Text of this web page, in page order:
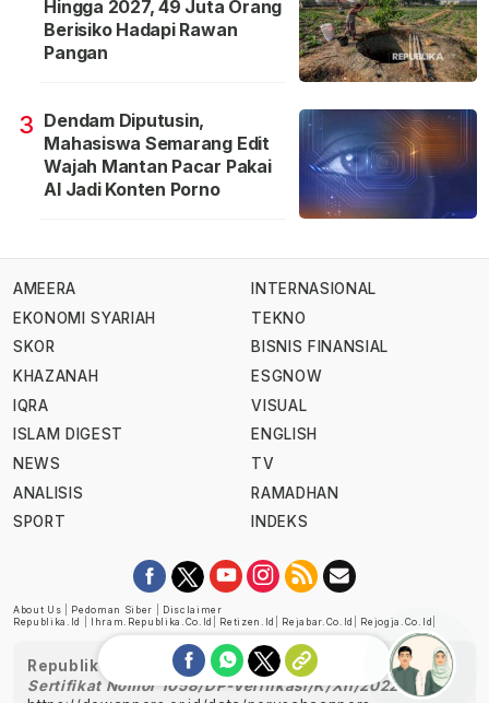
Hingga 2027, 49 Juta Orang
Berisiko Hadapi Rawan
Pangan
3 Dendam Diputusin,
Mahasiswa Semarang Edit
Wajah Mantan Pacar Pakai
AI Jadi Konten Porno
AMEERA
EKONOMI SYARIAH
SKOR
KHAZANAH
IQRA
ISLAM DIGEST
NEWS
ANALISIS
SPORT
INTERNASIONAL
TEKNO
BISNIS FINANSIAL
ESGNOW
VISUAL
ENGLISH
TV
RAMADHAN
INDEKS
About Us Pedoman Siber
Disclaimer
Republika.id
Ihram.republika.co.id Retizen.id Rejabar.co.id Rejogja.co.id
Republika telah diverifikasi oleh Dewan Pers
Sertifikat Nomor 1058/DP-Verifikasi/K/XII/2022